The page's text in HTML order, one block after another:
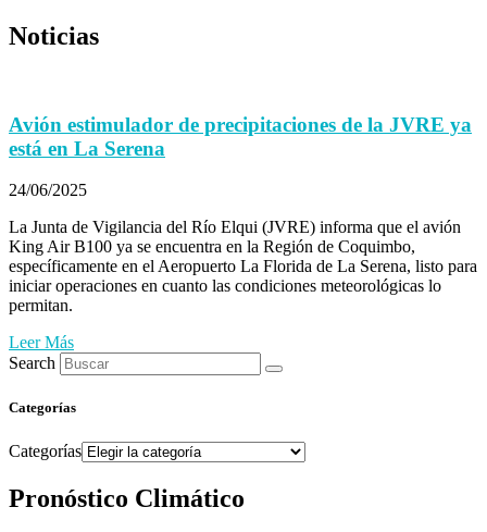
Noticias
Avión estimulador de precipitaciones de la JVRE ya
está en La Serena
24/06/2025
La Junta de Vigilancia del Río Elqui (JVRE) informa que el avión
King Air B100 ya se encuentra en la Región de Coquimbo,
específicamente en el Aeropuerto La Florida de La Serena, listo para
iniciar operaciones en cuanto las condiciones meteorológicas lo
permitan.
Leer Más
Search
Categorías
Categorías
Pronóstico Climático